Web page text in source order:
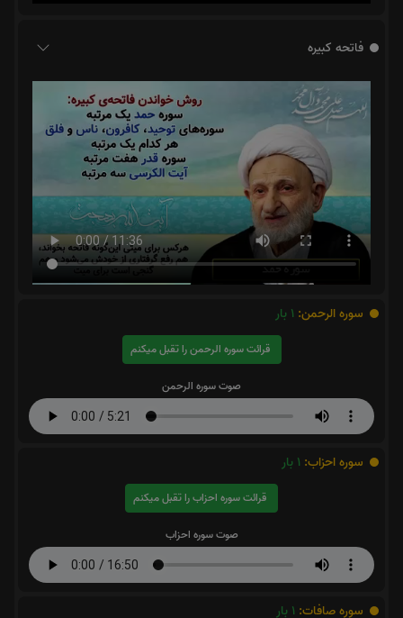
فاتحه کبیره
سوره الرحمن: 1 بار
قرائت سوره الرحمن را تقبل میکنم
صوت سوره الرحمن
سوره احزاب: 1 بار
قرائت سوره احزاب را تقبل میکنم
صوت سوره احزاب
سوره صافات: 1 بار